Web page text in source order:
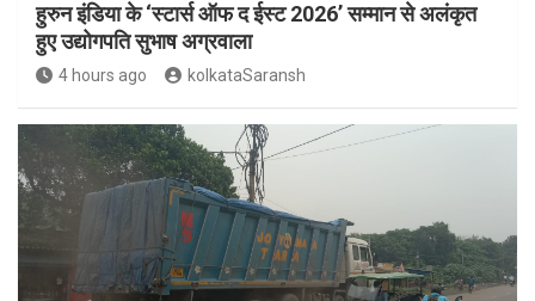
हुरुन इंडिया के ‘स्टार्स ऑफ द ईस्ट 2026’ सम्मान से अलंकृत
हुए उद्योगपति सुभाष अग्रवाला
4 hours ago kolkataSaransh